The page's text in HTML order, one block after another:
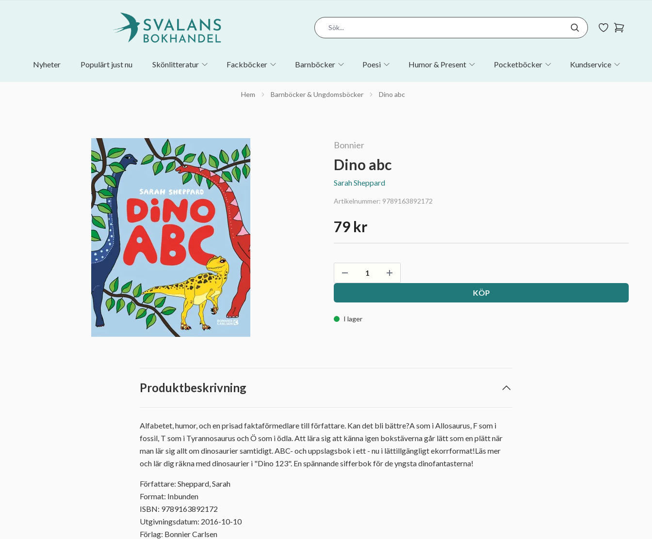
Nyheter Populärt just nu Skönlitteratur Fackböcker Barnböcker Poesi Humor & Present Pocketböcker Kundservice
Hem Barnböcker & Ungdomsböcker Dino abc
Bonnier
Dino abc
Sarah Sheppard
Artikelnummer: 9789163892172
79 kr
KÖP
I lager
Produktbeskrivning
Alfabetet, humor, och en prisad faktaförmedlare till författare. Kan det bli bättre?A som i Allosaurus, F som i
fossil, T som i Tyrannosaurus och Ö som i ödla. Att lära sig att känna igen bokstäverna går lätt som en plätt när
man lär sig allt om dinosaurier samtidigt. ABC- och uppslagsbok i ett - nu i lättillgängligt ekorrformat!Läs mer
och lär dig räkna med dinosaurier i "Dino 123". En spännande sifferbok för de yngsta dinofantasterna!
Författare: Sheppard, Sarah
Format: Inbunden
ISBN: 9789163892172
Utgivningsdatum: 2016-10-10
Förlag: Bonnier Carlsen